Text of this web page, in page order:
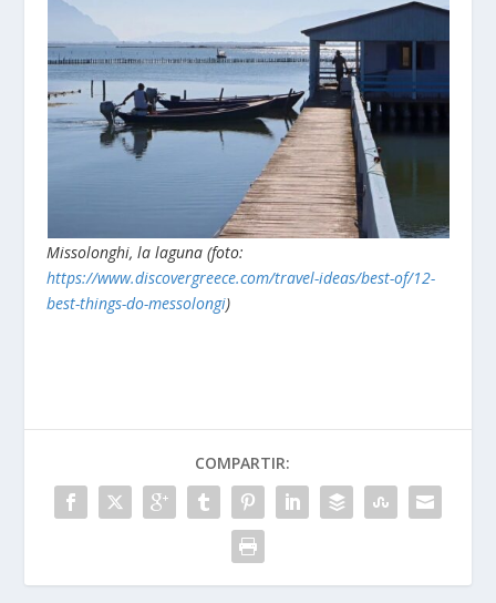
Missolonghi, la laguna (foto:
https://www.discovergreece.com/travel-ideas/best-of/12-
best-things-do-messolongi)
COMPARTIR: